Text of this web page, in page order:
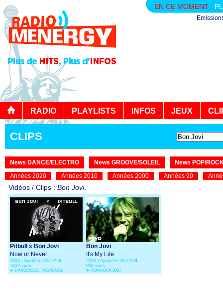
EN CE MOMENT :
RADIO PLAYLISTS INFOS JEUX
CLIPS
News DANCE/ELECTRO News GROOVE/SOLEIL
News POP/
Années 2020
Années 2010 Années 2000 Années 90
Vidéos / Clips : Bon Jovi.
Pitbull x Bon Jovi
Now or Never
2024 | Ajouté le 30/12/24
1432 vues
► DANCE/ELECTRO/HOUSE
Bon Jovi
It's My Life
2000 | Ajouté le 26/12/24
908 vues
► POP/ROCK 2000